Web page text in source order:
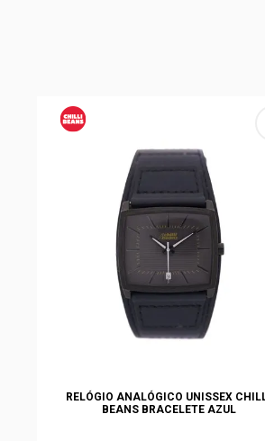
RELÓGIO ANALÓGICO UNISSEX
BEANS BRACELETE AZUL